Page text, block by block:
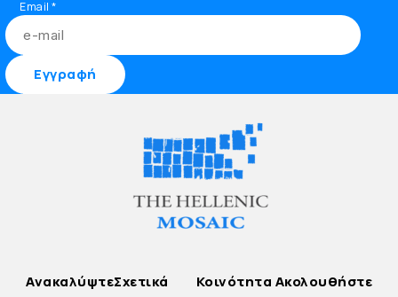
Email*
ΑνακαλύψτεΣχετικά
Κοινότητα Ακολουθήστε